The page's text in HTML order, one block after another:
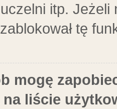
itp.
tę
mogę
liście